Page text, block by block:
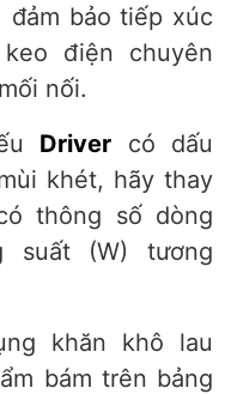
đảm bảo tiếp xúc
điện chuyên
nối.
Driver có dấu
khét, hãy thay
thông số dòng
suất (W) tương
khăn khô lau
bám trên bảng